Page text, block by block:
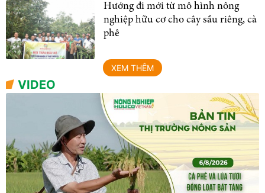
Hướng đi mới từ mô hình nông
nghiệp hữu cơ cho cây sầu riêng, cà
phê
XEM THÊM
VIDEO